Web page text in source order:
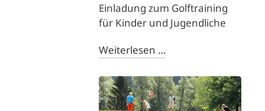
Einladung zum Golftraining
für Kinder und Jugendliche
Weiterlesen …